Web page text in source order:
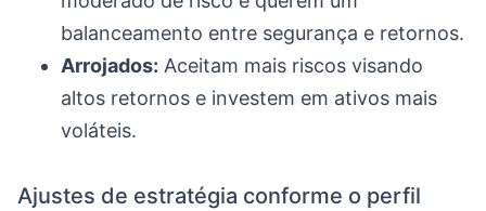
balanceamento entre segurança e retornos.
Arrojados: Aceitam mais riscos visando
altos retornos e investem em ativos mais
voláteis.
Ajustes de estratégia conforme o perfil